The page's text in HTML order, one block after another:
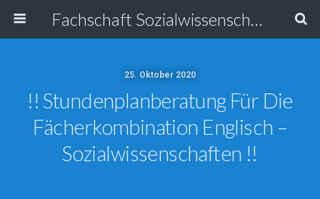
Fachschaft Sozialwissenschaften
25. Oktober 2020
!! Stundenplanberatung Für Die
Fächerkombination Englisch –
Sozialwissenschaften !!